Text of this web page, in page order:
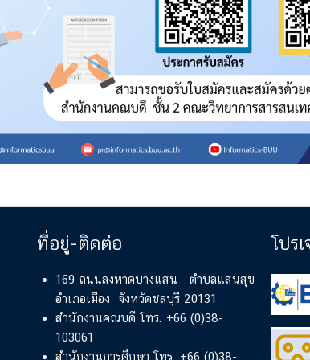
ที่อยู่-ติดต่อ
169 ถนนลงหาดบางแสน ตำบลแสนสุข
อำเภอเมือง จังหวัดชลบุรี 20131
สำนักงานคณบดี โทร. +66 (0)38-
103061
สำนักงานการศึกษา โทร. +66 (0)38-
โปร